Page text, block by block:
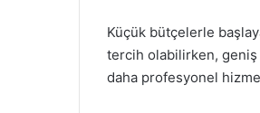
Küçük bütçelerle
tercih olabilirken,
daha profesyonel